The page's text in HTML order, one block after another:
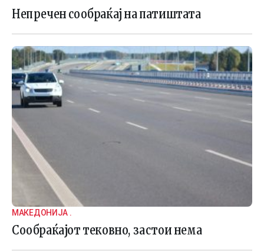
Непречен сообраќај на патиштата
МАКЕДОНИЈА .
Сообраќајот тековно, застои нема